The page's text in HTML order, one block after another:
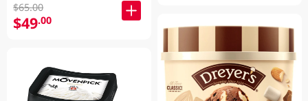
$65.00
$49.00